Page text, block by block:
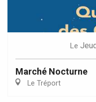
Le
Marché Nocturne
Le Tréport